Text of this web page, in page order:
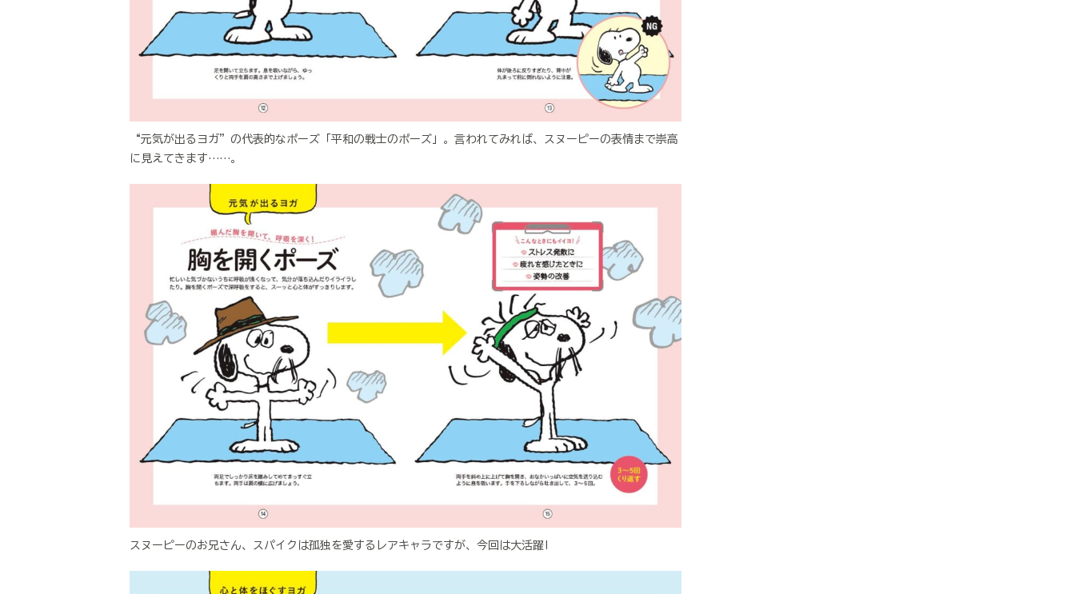
“元気が出るヨガ”の代表的なポーズ「平和の戦士のポーズ」。言われてみれば、スヌーピーの表情まで崇高
に見えてきます……。
スヌーピーのお兄さん、スパイクは孤独を愛するレアキャラですが、今回は大活躍!